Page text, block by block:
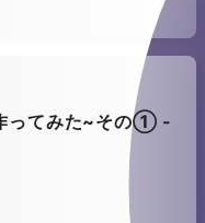
ってみた~その① -